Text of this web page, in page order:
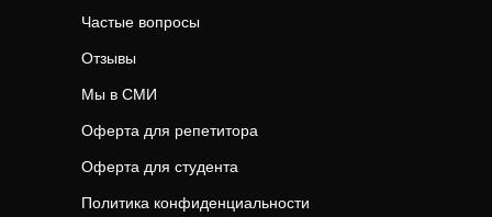
Частые вопросы
Отзывы
Мы в СМИ
Оферта для репетитора
Оферта для студента
Политика конфиденциальности